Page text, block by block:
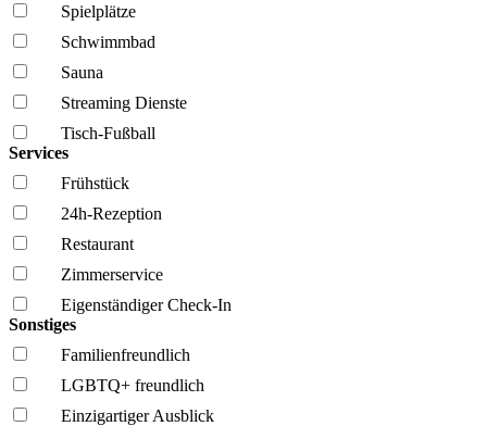
Spielplätze
Schwimmbad
Sauna
Streaming Dienste
Tisch-Fußball
Services
Frühstück
24h-Rezeption
Restaurant
Zimmerservice
Eigenständiger Check-In
Sonstiges
Familien­freundlich
LGBTQ+ freundlich
Einzigartiger Ausblick